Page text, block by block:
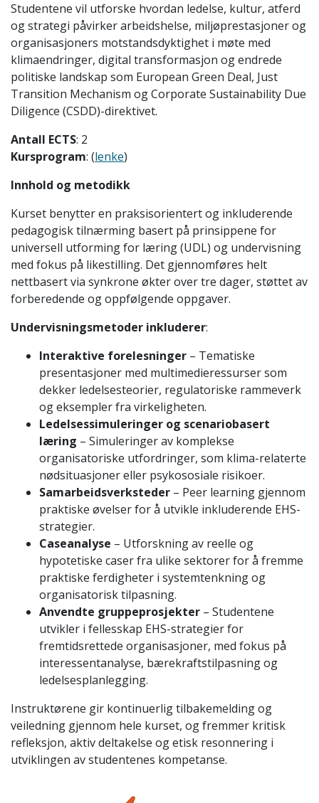
Studentene vil utforske hvordan ledelse, kultur, atferd
og strategi påvirker arbeidshelse, miljøprestasjoner og
organisasjoners motstandsdyktighet i møte med
klimaendringer, digital transformasjon og endrede
politiske landskap som European Green Deal, Just
Transition Mechanism og Corporate Sustainability Due
Diligence (CSDD)-direktivet.
Antall ECTS: 2
Kursprogram: (lenke)
Innhold og metodikk
Kurset benytter en praksisorientert og inkluderende
pedagogisk tilnærming basert på prinsippene for
universell utforming for læring (UDL) og undervisning
med fokus på likestilling. Det gjennomføres helt
nettbasert via synkrone økter over tre dager, støttet av
forberedende og oppfølgende oppgaver.
Undervisningsmetoder inkluderer:
Interaktive forelesninger – Tematiske
presentasjoner med multimedieressurser som
dekker ledelsesteorier, regulatoriske rammeverk
og eksempler fra virkeligheten.
Ledelsessimuleringer og scenariobasert
læring – Simuleringer av komplekse
organisatoriske utfordringer, som klima-relaterte
nødsituasjoner eller psykososiale risikoer.
Samarbeidsverksteder – Peer learning gjennom
praktiske øvelser for å utvikle inkluderende EHS-
strategier.
Caseanalyse – Utforskning av reelle og
hypotetiske caser fra ulike sektorer for å fremme
praktiske ferdigheter i systemtenkning og
organisatorisk tilpasning.
Anvendte gruppeprosjekter – Studentene
utvikler i fellesskap EHS-strategier for
fremtidsrettede organisasjoner, med fokus på
interessentanalyse, bærekraftstilpasning og
ledelsesplanlegging.
Instruktørene gir kontinuerlig tilbakemelding og
veiledning gjennom hele kurset, og fremmer kritisk
refleksjon, aktiv deltakelse og etisk resonnering i
utviklingen av studentenes kompetanse.